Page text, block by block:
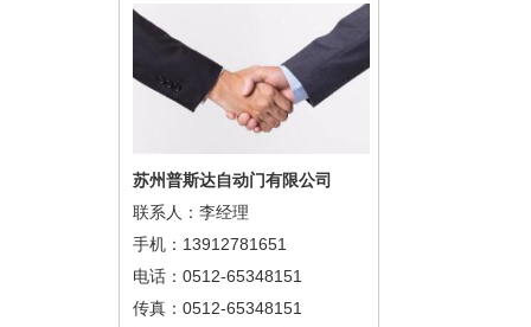
苏州普斯达自动门有限公司
联系人：李经理
手机：13912781651
电话：0512-65348151
传真：0512-65348151